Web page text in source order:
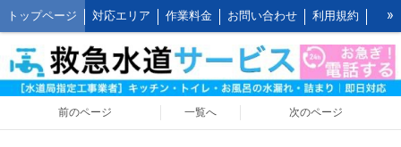
トップページ 対応エリア 作業料金 お問い合わせ 利用規約
水道修理の作業報告 水道修理の施工事例 よくあるご質問 FAQ
救水の水道修理ブログ お客様の声とご感想 WEB割引ご利用方法
公式LINEアカウント キッチンの作業料金
»
前のページ 一覧へ 次のページ